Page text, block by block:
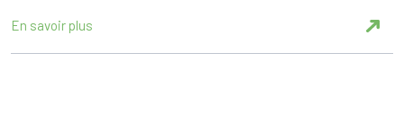
En savoir plus